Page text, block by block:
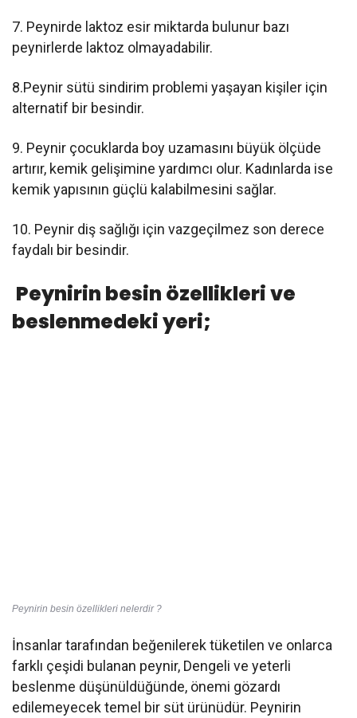
7. Peynirde laktoz esir miktarda bulunur bazı
peynirlerde laktoz olmayadabilir.
8.Peynir sütü sindirim problemi yaşayan kişiler için
alternatif bir besindir.
9. Peynir çocuklarda boy uzamasını büyük ölçüde
artırır, kemik gelişimine yardımcı olur. Kadınlarda ise
kemik yapısının güçlü kalabilmesini sağlar.
10. Peynir diş sağlığı için vazgeçilmez son derece
faydalı bir besindir.
Peynirin besin özellikleri ve
beslenmedeki yeri;
Peynirin besin özellikleri nelerdir ?
İnsanlar tarafından beğenilerek tüketilen ve onlarca
farklı çeşidi bulanan peynir, Dengeli ve yeterli
beslenme düşünüldüğünde, önemi gözardı
edilemeyecek temel bir süt ürünüdür. Peynirin